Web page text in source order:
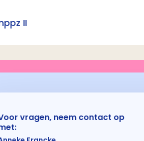
II
vragen, neem contact op